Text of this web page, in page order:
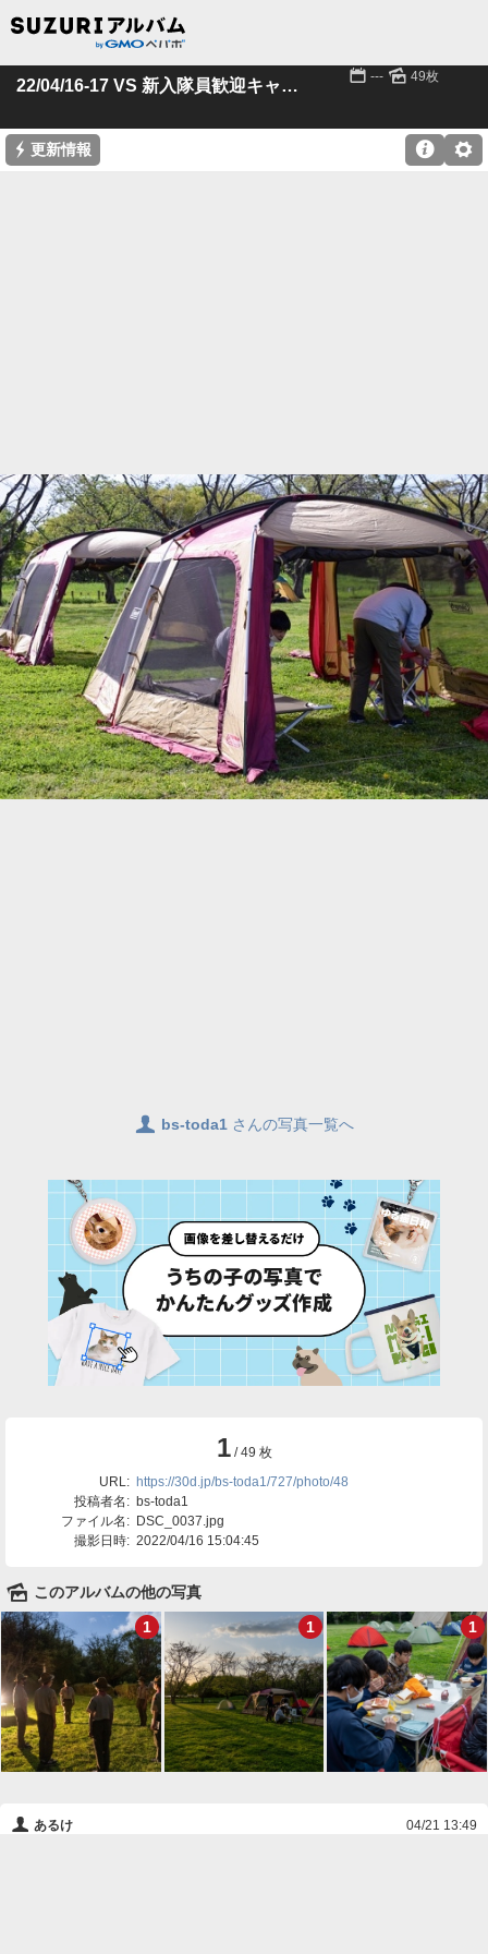
22/04/16-17 VS 新入隊員歓迎キャンプ 📅 --- 🌄 49枚
⚡ 更新情報 ⚙

👤 bs-toda1 さんの写真一覧へ
1 / 49 枚
URL: https://30d.jp/bs-toda1/727/photo/48
投稿者名: bs-toda1
ファイル名: DSC_0037.jpg
撮影日時: 2022/04/16 15:04:45
🌄 このアルバムの他の写真
1
1 1
👤 あるけ 04/21 13:49